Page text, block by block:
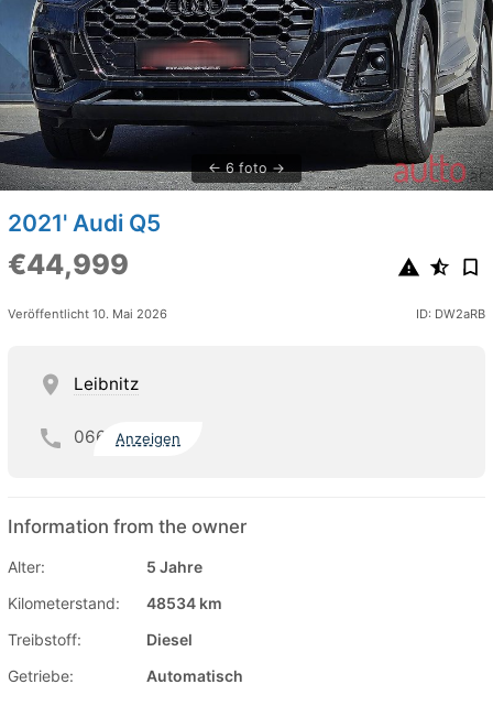
6 foto
2021' Audi Q5
€44,999
Veröffentlicht 10. Mai 2026 ID: DW2aRB
Leibnitz
066 Anzeigen
Information from the owner
Alter:
5 Jahre
Kilometerstand:
48534 km
Treibstoff:
Diesel
Getriebe:
Automatisch